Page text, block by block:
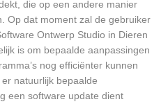
die op een andere manier
Op dat moment zal de gebruiker
Ontwerp Studio in Dieren
is om bepaalde aanpassingen
nog efficiënter kunnen
natuurlijk bepaalde
een software update dient